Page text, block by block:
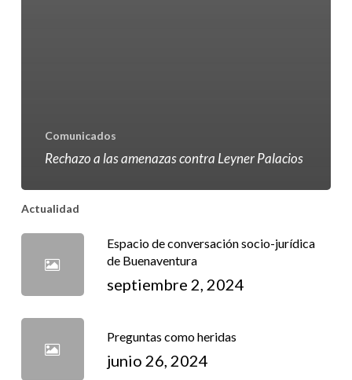
Comunicados
Rechazo a las amenazas contra Leyner Palacios
Actualidad
Espacio de conversación socio-jurídica
de Buenaventura
septiembre 2, 2024
Preguntas como heridas
junio 26, 2024